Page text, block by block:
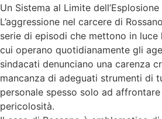
Un Sistema al Limite dell’Esplosione
L’aggressione nel carcere di
serie di episodi che mettono in
cui operano quotidianamente gli
sindacati denunciano una carenza
mancanza di adeguati strumenti di
personale spesso solo ad
pericolosità.